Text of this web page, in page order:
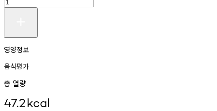
영양정보
음식평가
총 열량
47.2kcal